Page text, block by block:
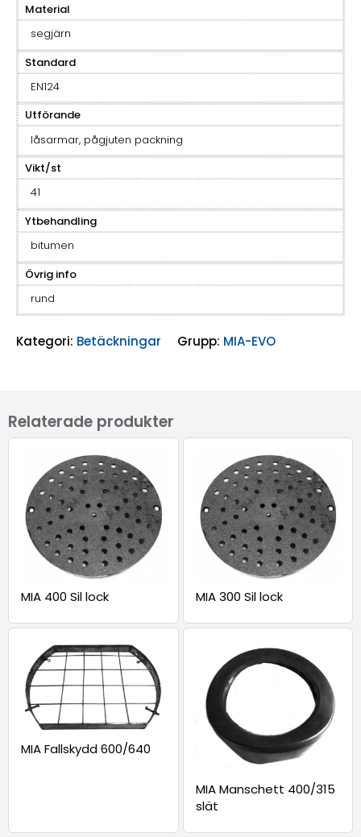
Material
segjärn
Standard
EN124
Utförande
låsarmar, pågjuten packning
Vikt/st
41
Ytbehandling
bitumen
Övrig info
rund
Kategori: Betäckningar Grupp: MIA-EVO
Relaterade produkter
MIA 400 Sil lock MIA 300 Sil lock
MIA Fallskydd 600/640
MIA Manschett 400/315
slät